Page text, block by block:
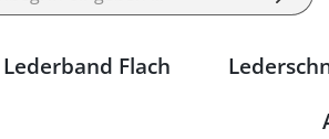
Lederband Flach